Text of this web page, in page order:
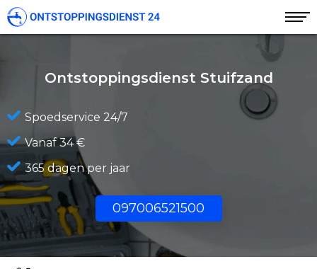
Ontstoppingsdienst Stuifzand
Spoedservice 24/7
Vanaf 34 €
365 dagen per jaar
097006521500